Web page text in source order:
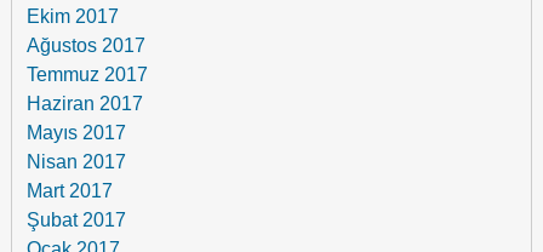
Ekim 2017
Ağustos 2017
Temmuz 2017
Haziran 2017
Mayıs 2017
Nisan 2017
Mart 2017
Şubat 2017